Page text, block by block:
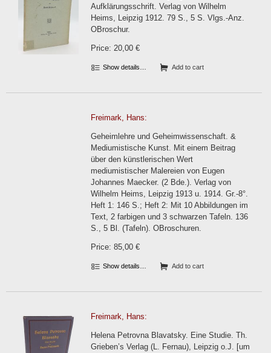
Aufklärungsschrift. Verlag von Wilhelm
Heims, Leipzig 1912. 79 S., 5 S. Vlgs.-Anz.
OBroschur.
Price: 20,00 €
Show details… Add to cart
Freimark, Hans:
Geheimlehre und Geheimwissenschaft. &
Mediumistische Kunst. Mit einem Beitrag
über den künstlerischen Wert
mediumistischer Malereien von Eugen
Johannes Maecker. (2 Bde.). Verlag von
Wilhelm Heims, Leipzig 1913 u. 1914. Gr.-8°.
Heft 1: 146 S.; Heft 2: Mit 10 Abbildungen im
Text, 2 farbigen und 3 schwarzen Tafeln. 136
S., 5 Bl. (Tafeln). OBroschuren.
Price: 85,00 €
Show details… Add to cart
Freimark, Hans:
Helena Petrovna Blavatsky. Eine Studie. Th.
Grieben’s Verlag (L. Fernau), Leipzig o.J. [um